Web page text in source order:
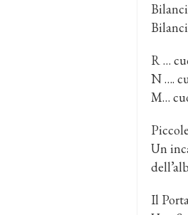
R …
N ….
M…
Un
Il